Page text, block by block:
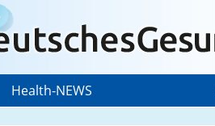
Health-NEWS